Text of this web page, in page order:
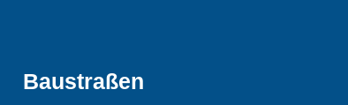
Baustraßen